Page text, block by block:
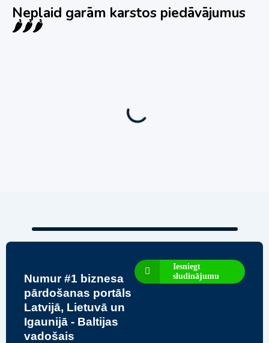
Neplaid garām karstos piedāvājumus
🌶️🌶️🌶️
80 Ha Daudzfunkcionāls Investīciju Īpašums-
Zivju Audzētava, Brīvdienu Mājas, Briežu Dārzs
Numur #1 biznesa
pārdošanas portāls
Latvijā, Lietuvā un
Igaunijā - Baltijas
vadošais
Iesniegt
sludinājumu